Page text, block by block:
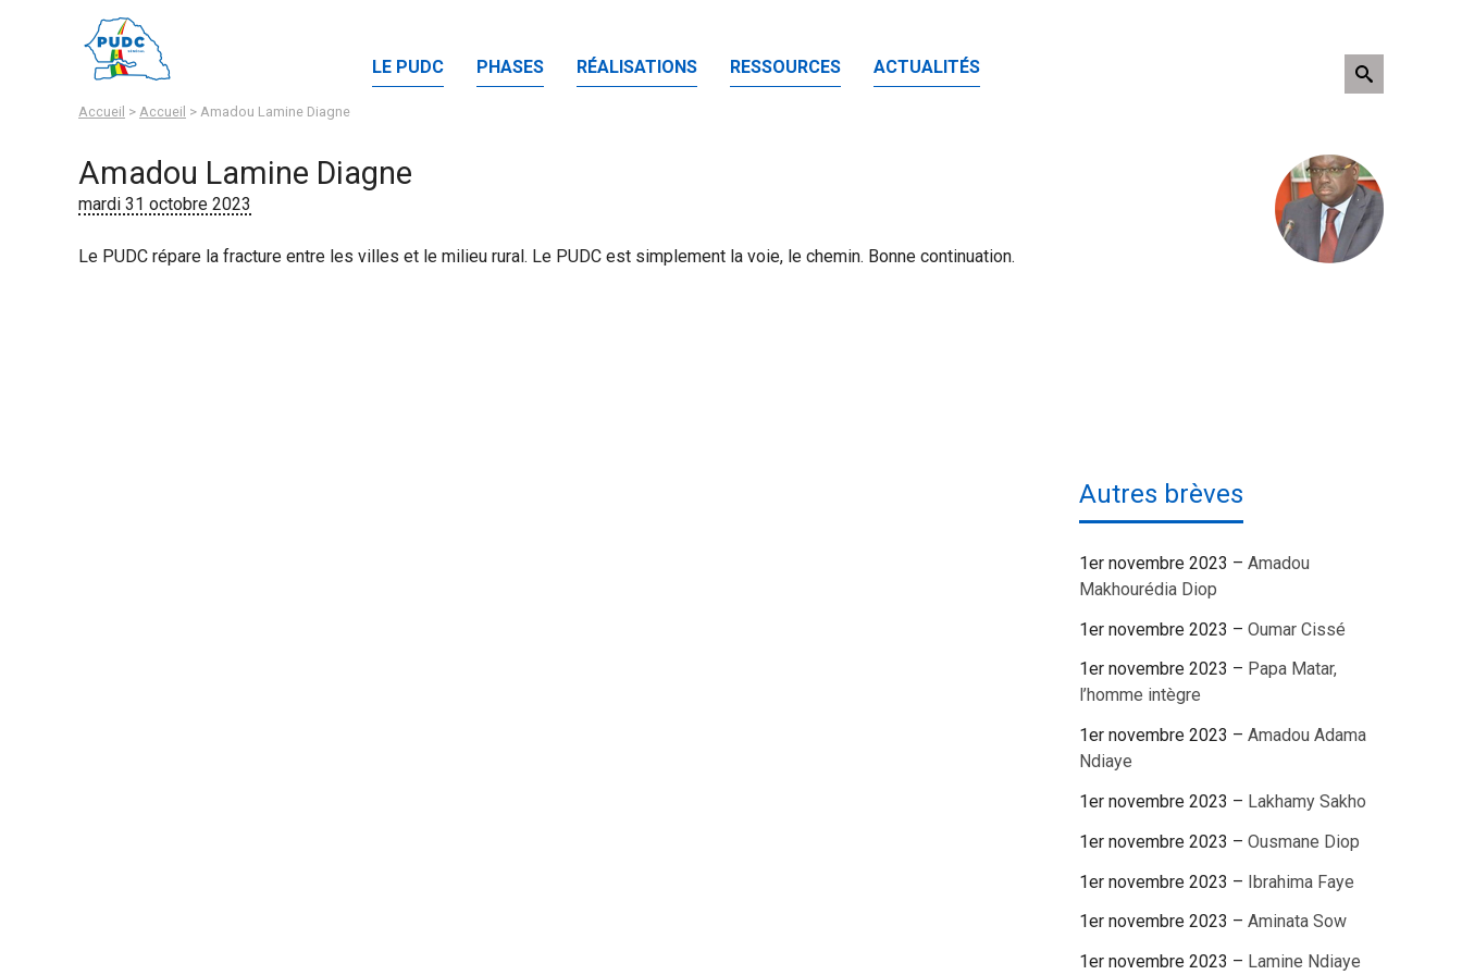
LE PUDC PHASES RÉALISATIONS RESSOURCES ACTUALITÉS
Accueil > Accueil > Amadou Lamine Diagne
Amadou Lamine Diagne
mardi 31 octobre 2023
Le PUDC répare la fracture entre les villes et le milieu rural. Le PUDC est simplement la voie, le chemin. Bonne continuation.
Autres brèves
1er novembre 2023 –Amadou
Makhourédia Diop
1er novembre 2023 –Oumar Cissé
1er novembre 2023 – Papa Matar,
l’homme intègre
1er novembre 2023 –Amadou Adama
Ndiaye
1er novembre 2023 – Lakhamy Sakho
1er novembre 2023 –Ousmane Diop
1er novembre 2023 – Ibrahima Faye
1er novembre 2023 –Aminata Sow
1er novembre 2023 – Lamine Ndiaye